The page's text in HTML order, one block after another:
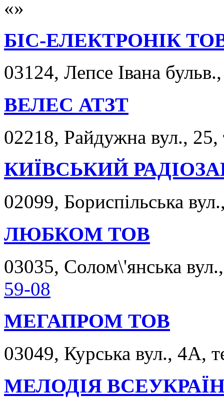
БІС-ЕЛЕКТРОНІК
03124, Лепсе Івана
ВЕЛЕС АТЗТ
02218, Райдужна вул.,
КИЇВСЬКИЙ
02099, Бориспільська
ЛЮБКОМ ТОВ
03035, Солом\'янська
59-08
МЕГАПРОМ ТОВ
03049, Курська вул., 4А,
МЕЛОДІЯ